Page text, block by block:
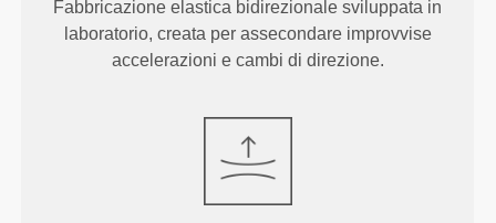
Fabbricazione elastica bidirezionale sviluppata in
laboratorio, creata per assecondare improvvise
accelerazioni e cambi di direzione.